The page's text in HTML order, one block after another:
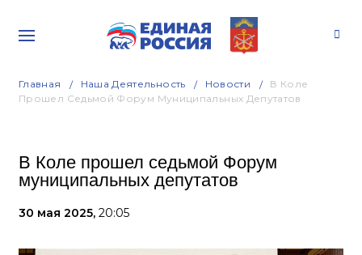
Главная Наша Деятельность Новости
В Коле
Прошел Седьмой Форум Муниципальных Депутатов
В Коле прошел седьмой Форум
муниципальных депутатов
30 мая 2025, 20:05